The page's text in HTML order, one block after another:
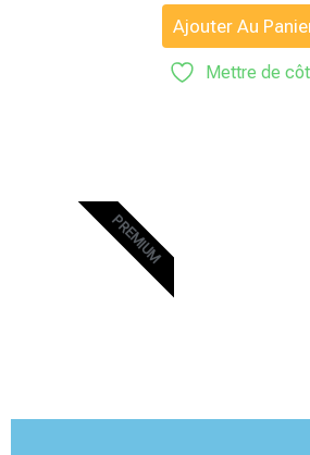
Ajouter Au
Mettre de
PREMIUM